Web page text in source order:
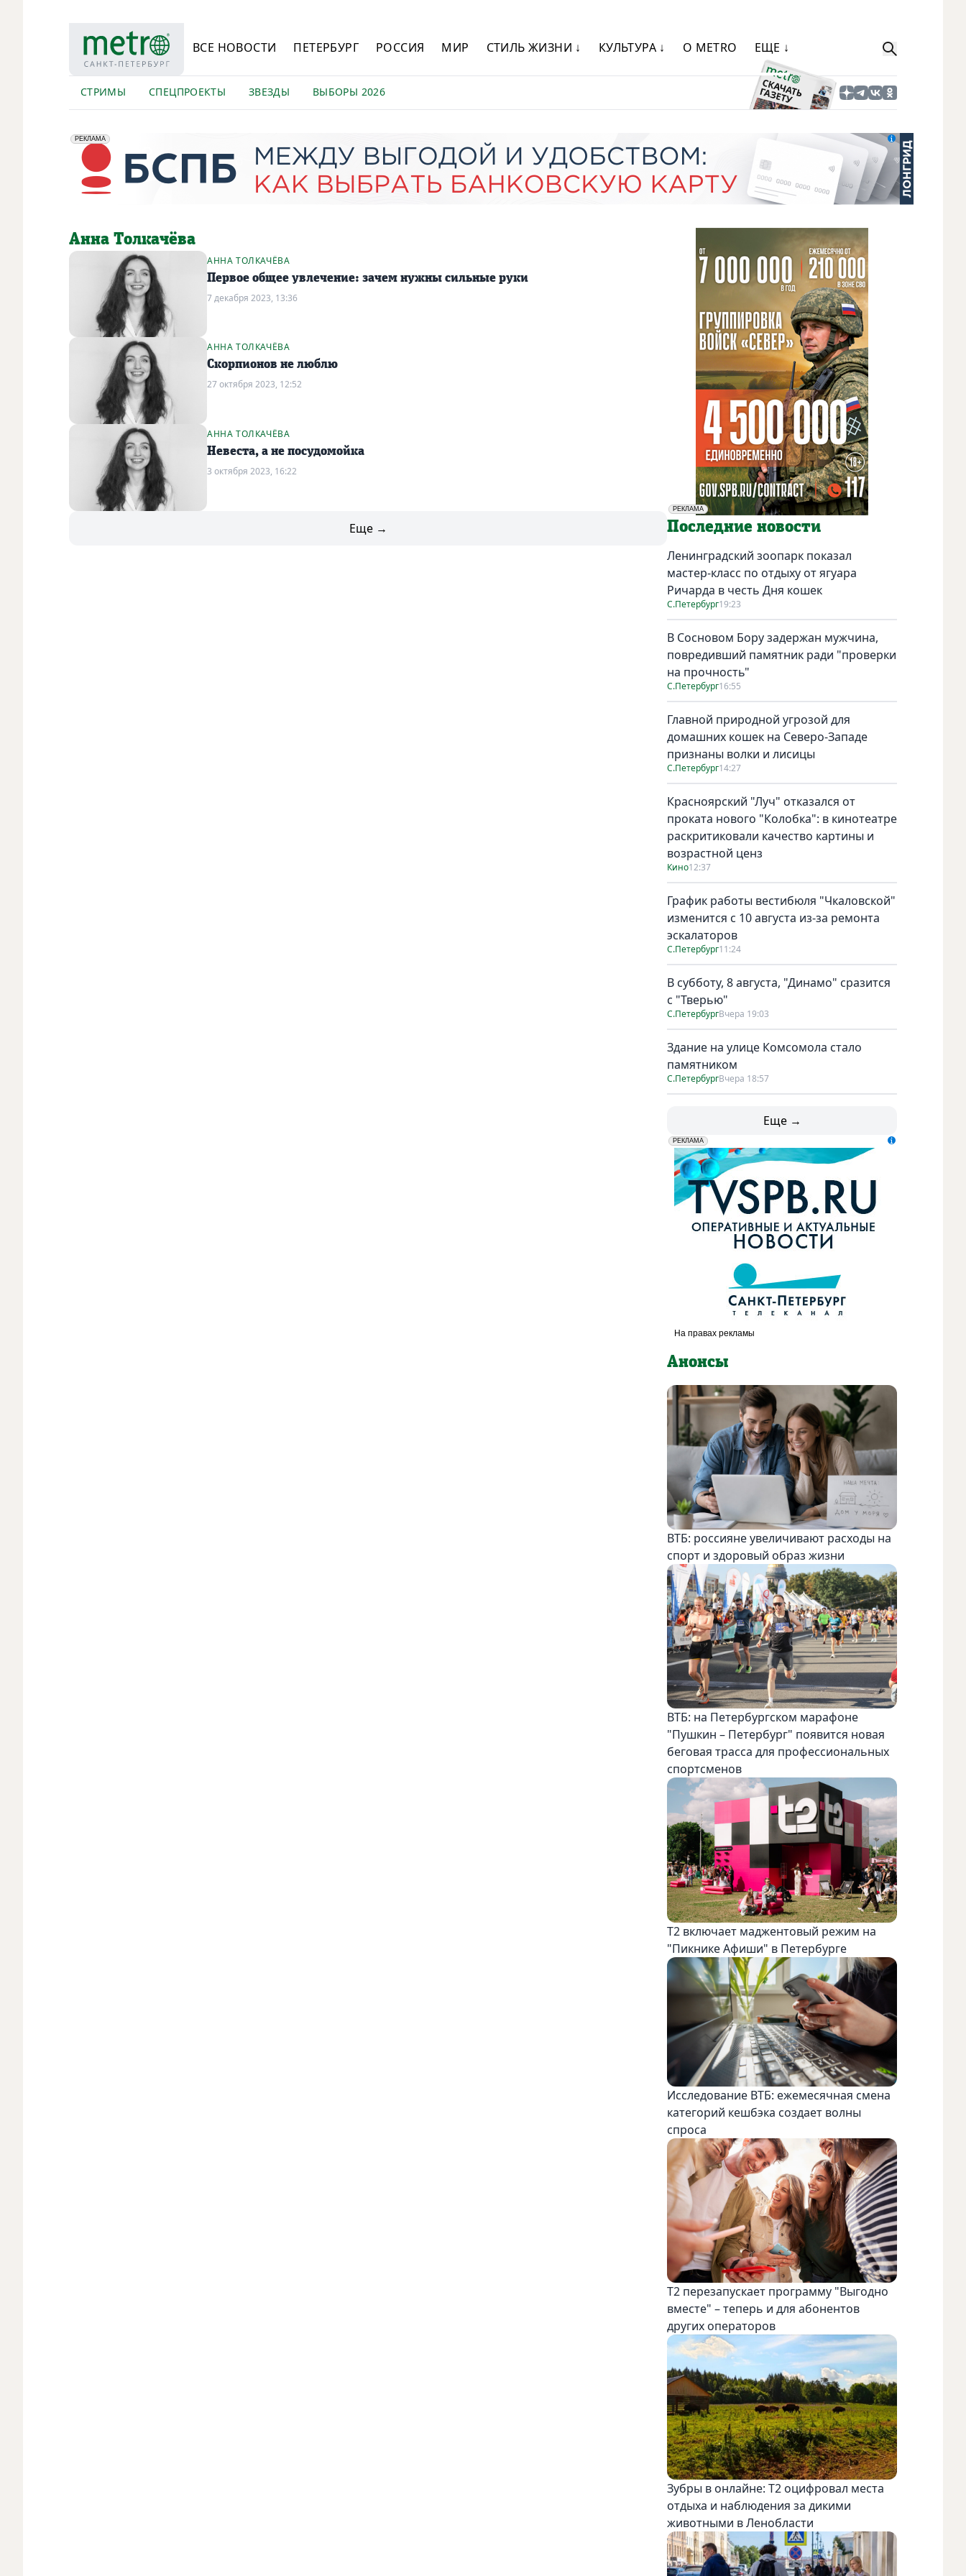
ВСЕ НОВОСТИ ПЕТЕРБУРГ РОССИЯ МИР СТИЛЬ ЖИЗНИ ↓ КУЛЬТУРА ↓ О METRO ЕЩЕ ↓
СТРИМЫ СПЕЦПРОЕКТЫ ЗВЕЗДЫ ВЫБОРЫ 2026
erid: 2VfnxyFybV5
РЕКЛАМА
ПАО "Банк "Санкт-Петербург", ИНН: 7831000027
Анна Толкачёва
АННА ТОЛКАЧЁВА
Первое общее увлечение: зачем нужны сильные руки
7 декабря 2023, 13:36
АННА ТОЛКАЧЁВА
Скорпионов не люблю
27 октября 2023, 12:52
АННА ТОЛКАЧЁВА
Невеста, а не посудомойка
3 октября 2023, 16:22
Еще →
РЕКЛАМА
Социальная реклама
Последние новости
Ленинградский зоопарк показал
мастер-класс по отдыху от ягуара
Ричарда в честь Дня кошек
С.Петербург19:23
В Сосновом Бору задержан мужчина,
повредивший памятник ради "проверки
на прочность"
С.Петербург16:55
Главной природной угрозой для
домашних кошек на Северо-Западе
признаны волки и лисицы
С.Петербург14:27
Красноярский "Луч" отказался от
проката нового "Колобка": в кинотеатре
раскритиковали качество картины и
возрастной ценз
Кино12:37
График работы вестибюля "Чкаловской"
изменится с 10 августа из-за ремонта
эскалаторов
С.Петербург11:24
В субботу, 8 августа, "Динамо" сразится
с "Тверью"
С.ПетербургВчера 19:03
Здание на улице Комсомола стало
памятником
С.ПетербургВчера 18:57
Еще →
erid: LdtCK5udn
РЕКЛАМА
АО "ГАТР", ИНН: 7841320717
Анонсы
ВТБ: россияне увеличивают расходы на
спорт и здоровый образ жизни
ВТБ: на Петербургском марафоне
"Пушкин – Петербург" появится новая
беговая трасса для профессиональных
спортсменов
Т2 включает маджентовый режим на
"Пикнике Афиши" в Петербурге
Исследование ВТБ: ежемесячная смена
категорий кешбэка создает волны
спроса
Т2 перезапускает программу "Выгодно
вместе" – теперь и для абонентов
других операторов
Зубры в онлайне: Т2 оцифровал места
отдыха и наблюдения за дикими
животными в Ленобласти